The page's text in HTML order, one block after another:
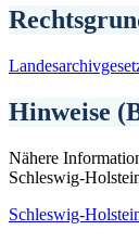
Hinweise
Nähere
Schleswig-
Schleswig-